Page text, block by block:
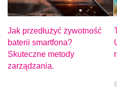
Jak przedłużyć żywotność
baterii smartfona?
Skuteczne metody
zarządzania.